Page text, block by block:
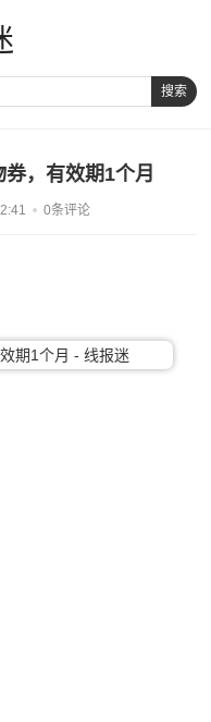
搜索
，有效期1个月
0条评论